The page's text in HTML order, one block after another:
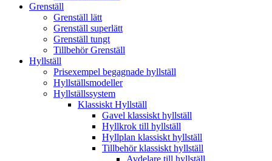
Grenställ
Grenställ lätt
Grenställ superlätt
Grenställ tungt
Tillbehör Grenställ
Hyllställ
Prisexempel begagnade hyllställ
Hyllställsmodeller
Hyllställssystem
Klassiskt Hyllställ
Gavel klassiskt hyllställ
Hyllkrok till hyllställ
Hyllplan klassiskt hyllställ
Tillbehör klassiskt hyllställ